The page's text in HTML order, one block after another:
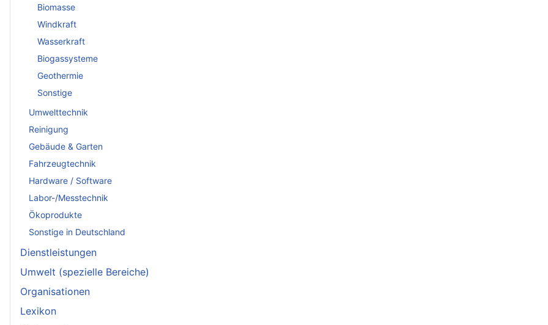
Biomasse
Windkraft
Wasserkraft
Biogassysteme
Geothermie
Sonstige
Umwelttechnik
Reinigung
Gebäude & Garten
Fahrzeugtechnik
Hardware / Software
Labor-/Messtechnik
Ökoprodukte
Sonstige in Deutschland
Dienstleistungen
Umwelt (spezielle Bereiche)
Organisationen
Lexikon